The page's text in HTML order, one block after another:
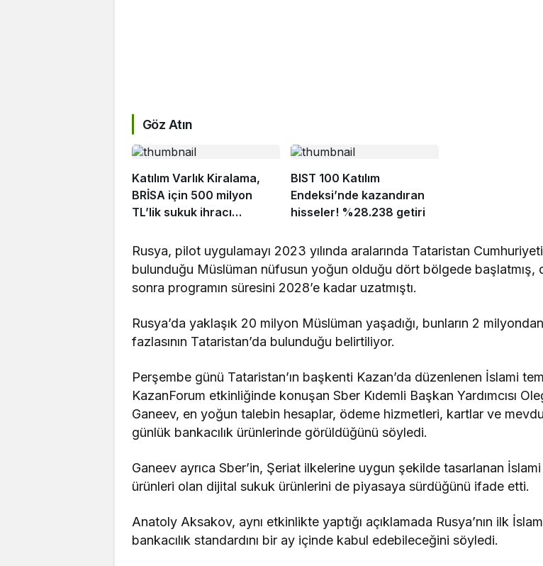
Göz Atın
Katılım Varlık Kiralama,
BRİSA için 500 milyon
TL’lik sukuk ihracı
BIST 100 Katılım
Endeksi’nde kazandıran
hisseler! %28.238 getiri
Rusya, pilot uygulamayı 2023 yılında aralarında Tataristan
bulunduğu Müslüman nüfusun yoğun olduğu dört bölgede başlatmış,
sonra programın süresini 2028’e kadar uzatmıştı.
Rusya’da yaklaşık 20 milyon Müslüman yaşadığı, bunların 2 milyondan
fazlasının Tataristan’da bulunduğu belirtiliyor.
Perşembe günü Tataristan’ın başkenti Kazan’da düzenlenen İslami
KazanForum etkinliğinde konuşan Sber Kıdemli Başkan Yardımcısı
Ganeev, en yoğun talebin hesaplar, ödeme hizmetleri, kartlar ve
günlük bankacılık ürünlerinde görüldüğünü söyledi.
Ganeev ayrıca Sber’in, Şeriat ilkelerine uygun şekilde tasarlanan
ürünleri olan dijital sukuk ürünlerini de piyasaya sürdüğünü ifade etti.
Anatoly Aksakov, aynı etkinlikte yaptığı açıklamada Rusya’nın ilk
bankacılık standardını bir ay içinde kabul edebileceğini söyledi.